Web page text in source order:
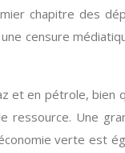
chapitre des
censure
et en pétrole,
ressource. Une
verte est